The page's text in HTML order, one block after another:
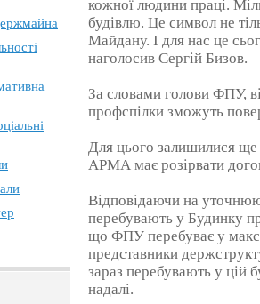
кожної людини праці.
будівлю. Це символ не
Майдану. І для нас це
наголосив Сергій Бизов.
За словами голови ФПУ,
профспілки зможуть
Для цього залишилися
АРМА має розірвати
Відповідаючи на
перебувають у Будинку
що ФПУ перебуває у
представники
зараз перебувають у цій
надалі.